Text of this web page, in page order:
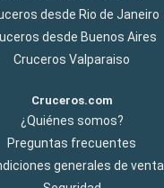
desde Rio de Janeiro
desde Buenos Aires
Cruceros Valparaiso
Cruceros.com
¿Quiénes somos?
Preguntas frecuentes
generales de venta